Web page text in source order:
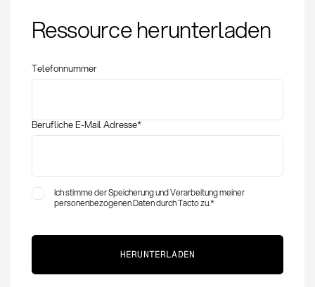
Definition, Auswahl
und strategische
Ressource herunterladen
Telefonnummer
Berufliche E-Mail Adresse*
Ich stimme der Speicherung und Verarbeitung meiner
personenbezogenen Daten durch Tacto zu.*